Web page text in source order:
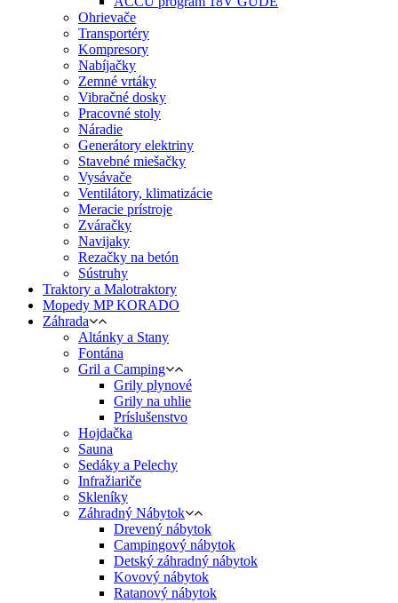
Ohrievače
Transportéry
Kompresory
Nabíjačky
Zemné vrtáky
Vibračné dosky
Pracovné stoly
Náradie
Generátory elektriny
Stavebné miešačky
Vysávače
Ventilátory, klimatizácie
Meracie prístroje
Zváračky
Navijaky
Rezačky na betón
Sústruhy
Traktory a Malotraktory
Mopedy MP KORADO
Záhrada
Altánky a Stany
Fontána
Gril a Camping
Grily plynové
Grily na uhlie
Príslušenstvo
Hojdačka
Sauna
Sedáky a Pelechy
Infražiariče
Skleníky
Záhradný Nábytok
Drevený nábytok
Campingový nábytok
Detský záhradný nábytok
Kovový nábytok
Ratanový nábytok